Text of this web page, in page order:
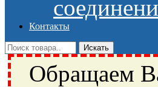
Контакты
Обращаем